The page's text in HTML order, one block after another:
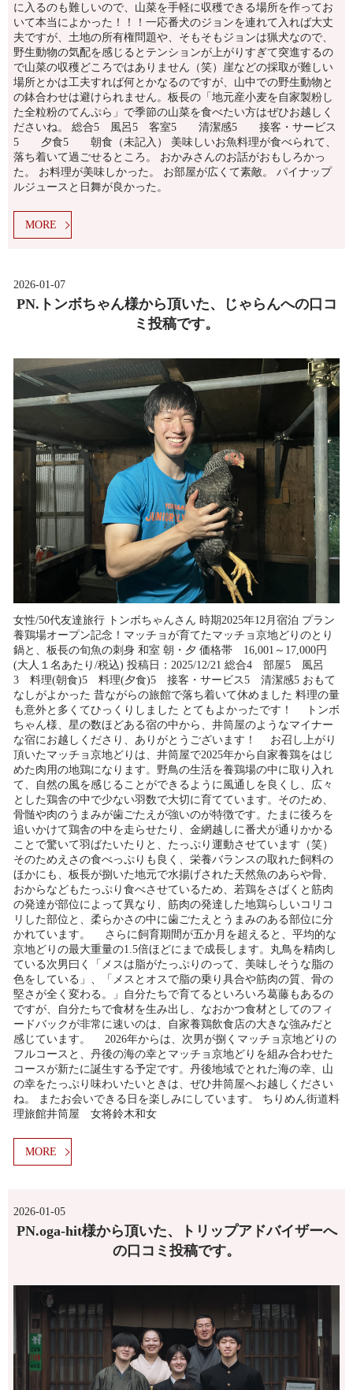
に入るのも難しいので、山菜を手軽に収穫できる場所を作ってお
いて本当によかった！！！一応番犬のジョンを連れて入れば大丈
夫ですが、土地の所有権問題や、そもそもジョンは猟犬なので、
野生動物の気配を感じるとテンションが上がりすぎて突進するの
で山菜の収穫どころではありません（笑）崖などの採取が難しい
場所とかは工夫すれば何とかなるのですが、山中での野生動物と
の鉢合わせは避けられません。板長の「地元産小麦を自家製粉し
た全粒粉のてんぷら」で季節の山菜を食べたい方はぜひお越しく
ださいね。 総合5 風呂5 客室5 清潔感5 接客・サービス
5 夕食5 朝食（未記入） 美味しいお魚料理が食べられて、
落ち着いて過ごせるところ。 おかみさんのお話がおもしろかっ
た。 お料理が美味しかった。 お部屋が広くて素敵。 パイナップ
ルジュースと日舞が良かった。
MORE
2026-01-07
PN.トンボちゃん様から頂いた、じゃらんへの口コ
ミ投稿です。
女性/50代友達旅行 トンボちゃんさん 時期2025年12月宿泊 プラン
養鶏場オープン記念！マッチョが育てたマッチョ京地どりのとり
鍋と、板長の旬魚の刺身 和室 朝・夕 価格帯 16,001～17,000円
(大人１名あたり/税込) 投稿日：2025/12/21 総合4 部屋5 風呂
3 料理(朝食)5 料理(夕食)5 接客・サービス5 清潔感5 おもて
なしがよかった 昔ながらの旅館で落ち着いて休めました 料理の量
も意外と多くてひっくりしました とてもよかったです！ トンボ
ちゃん様、星の数ほどある宿の中から、井筒屋のようなマイナー
な宿にお越しくださり、ありがとうございます！ お召し上がり
頂いたマッチョ京地どりは、井筒屋で2025年から自家養鶏をはじ
めた肉用の地鶏になります。野鳥の生活を養鶏場の中に取り入れ
て、自然の風を感じることができるように風通しを良くし、広々
とした鶏舎の中で少ない羽数で大切に育てています。そのため、
骨髄や肉のうまみが歯ごたえが強いのが特徴です。たまに後ろを
追いかけて鶏舎の中を走らせたり、金網越しに番犬が通りかかる
ことで驚いて羽ばたいたりと、たっぷり運動させています（笑）
そのためえさの食べっぷりも良く、栄養バランスの取れた飼料の
ほかにも、板長が捌いた地元で水揚げされた天然魚のあらや骨、
おからなどもたっぷり食べさせているため、若鶏をさばくと筋肉
の発達が部位によって異なり、筋肉の発達した地鶏らしいコリコ
リした部位と、柔らかさの中に歯ごたえとうまみのある部位に分
かれています。 さらに飼育期間が五か月を超えると、平均的な
京地どりの最大重量の1.5倍ほどにまで成長します。丸鳥を精肉し
ている次男曰く「メスは脂がたっぷりのって、美味しそうな脂の
色をしている」、「メスとオスで脂の乗り具合や筋肉の質、骨の
堅さが全く変わる。」自分たちで育てるといろいろ葛藤もあるの
ですが、自分たちで食材を生み出し、なおかつ食材としてのフィ
ードバックが非常に速いのは、自家養鶏飲食店の大きな強みだと
感じています。 2026年からは、次男が捌くマッチョ京地どりの
フルコースと、丹後の海の幸とマッチョ京地どりを組み合わせた
コースが新たに誕生する予定です。丹後地域でとれた海の幸、山
の幸をたっぷり味わいたいときは、ぜひ井筒屋へお越しください
ね。 またお会いできる日を楽しみにしています。 ちりめん街道料
理旅館井筒屋 女将鈴木和女
MORE
2026-01-05
PN.oga-hit様から頂いた、トリップアドバイザーへ
の口コミ投稿です。